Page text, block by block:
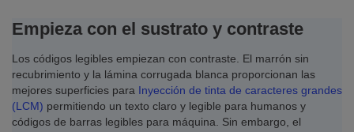
Empieza con el sustrato y contraste
Los códigos legibles empiezan con contraste. El marrón sin
recubrimiento y la lámina corrugada blanca proporcionan las
mejores superficies para Inyección de tinta de caracteres grandes
(LCM) permitiendo un texto claro y legible para humanos y
códigos de barras legibles para máquina. Sin embargo, el